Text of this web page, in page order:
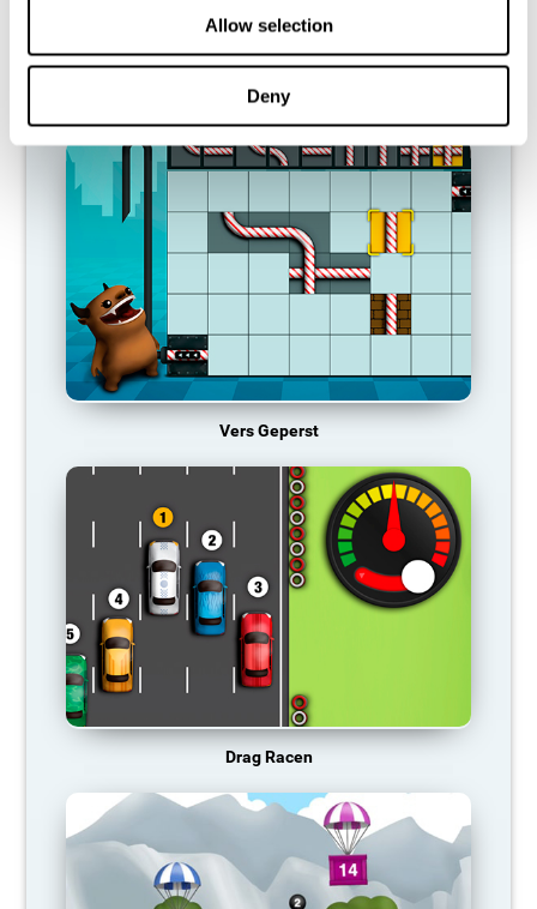
Allow selection
Deny
die cognitieve functie niet trainen, worden we minder efficiënt in
onze dagelijkse activiteiten.
AANBEVOLEN SPELLETJES
Vers Geperst
Drag Racen